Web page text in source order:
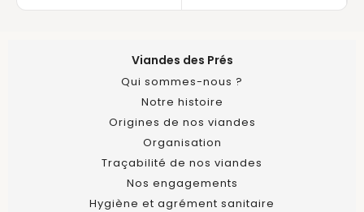
Viandes des Prés
Qui sommes-nous ?
Notre histoire
Origines de nos viandes
Organisation
Traçabilité de nos viandes
Nos engagements
Hygiène et agrément sanitaire